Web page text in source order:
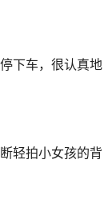
下车，很认真地
轻拍小女孩的背